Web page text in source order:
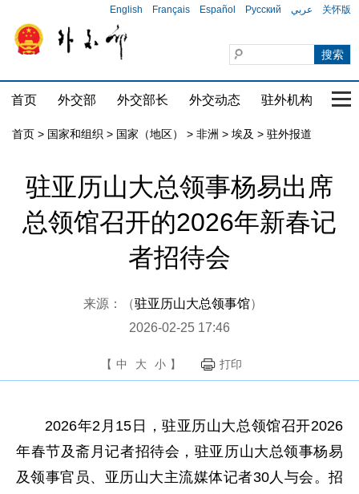
English Français Español Русский عربي 关怀版
首页 外交部 外交部长 外交动态 驻外机构 国
首页 > 国家和组织 > 国家（地区） > 非洲 > 埃及 > 驻外报道
驻亚历山大总领事杨易出席
总领馆召开的2026年新春记
者招待会
来源：（驻亚历山大总领事馆）
2026-02-25 17:46
【 中 大 小 】 打印
2026年2月15日，驻亚历山大总领馆召开2026
年春节及斋月记者招待会，驻亚历山大总领事杨易
及领事官员、亚历山大主流媒体记者30人与会。招